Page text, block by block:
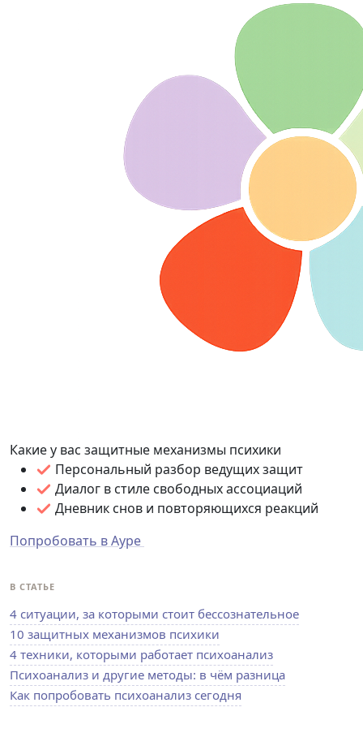
Какие у вас защитные механизмы психики
Персональный разбор ведущих защит
Диалог в стиле свободных ассоциаций
Дневник снов и повторяющихся реакций
Попробовать в Ауре
В СТАТЬЕ
4 ситуации, за которыми стоит бессознательное
10 защитных механизмов психики
4 техники, которыми работает психоанализ
Психоанализ и другие методы: в чём разница
Как попробовать психоанализ сегодня